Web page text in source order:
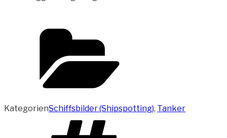
KategorienSchiffsbilder (Shipspotting), Tanker